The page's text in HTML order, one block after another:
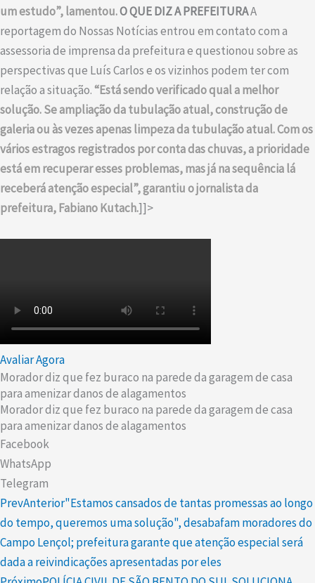
um estudo”, lamentou.O QUE DIZ A PREFEITURAA
reportagem do Nossas Notícias entrou em contato com a
assessoria de imprensa da prefeitura e questionou sobre as
perspectivas que Luís Carlos e os vizinhos podem ter com
relação a situação. “Está sendo verificado qual a melhor
solução. Se ampliação da tubulação atual, construção de
galeria ou às vezes apenas limpeza da tubulação atual. Com os
vários estragos registrados por conta das chuvas, a prioridade
está em recuperar esses problemas, mas já na sequência lá
receberá atenção especial”, garantiu o jornalista da
prefeitura, Fabiano Kutach.]]>
Avaliar Agora
Morador diz que fez buraco na parede da garagem de casa
para amenizar danos de alagamentos
Morador diz que fez buraco na parede da garagem de casa
para amenizar danos de alagamentos
Facebook
WhatsApp
Telegram
PrevAnterior"Estamos cansados de tantas promessas ao longo
do tempo, queremos uma solução", desabafam moradores do
Campo Lençol; prefeitura garante que atenção especial será
dada a reivindicações apresentadas por eles